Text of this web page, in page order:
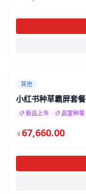
其他
小红书种草霸屏套餐
新品上市 品宣种草
￥67,660.00